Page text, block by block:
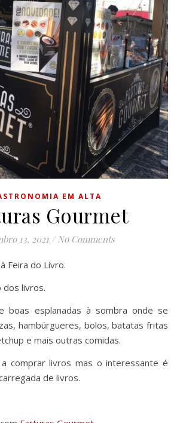
EM ALTA
Gourmet
13, 2021 / No Comments
Feira do Livro.
dos livros.
boas esplanadas à sombra onde se
hambúrgueres, bolos, batatas fritas
e mais outras comidas.
comprar livros mas o interessante é
de livros.